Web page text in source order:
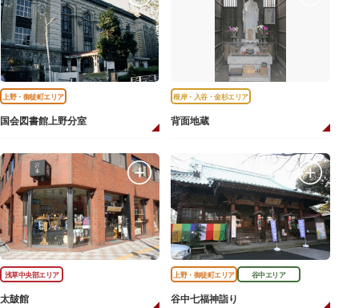
上野・御徒町エリア
国会図書館上野分室
根岸・入谷・金杉エリア
背面地蔵
浅草中央部エリア
太皷館
上野・御徒町エリア 谷中エリア
谷中七福神詣り